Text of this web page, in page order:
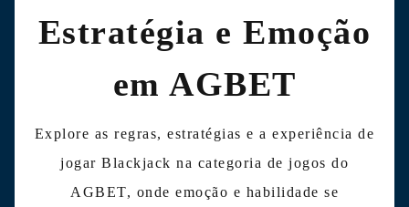
Estratégia e Emoção
em AGBET
Explore as regras, estratégias e a experiência de
jogar Blackjack na categoria de jogos do
AGBET, onde emoção e habilidade se